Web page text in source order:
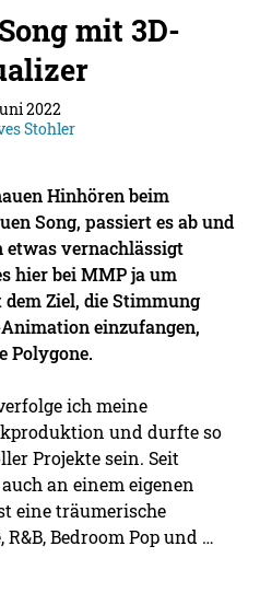
mit 3D-
2022
Stohler
Hinhören beim
Song, passiert es ab und
etwas vernachlässigt
hier bei MMP ja um
Ziel, die Stimmung
einzufangen,
Polygone.
ich meine
und durfte so
Projekte sein. Seit
an einem eigenen
eine träumerische
Bedroom Pop und …